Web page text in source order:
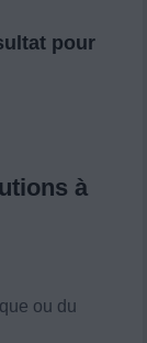
pour
à
ou du